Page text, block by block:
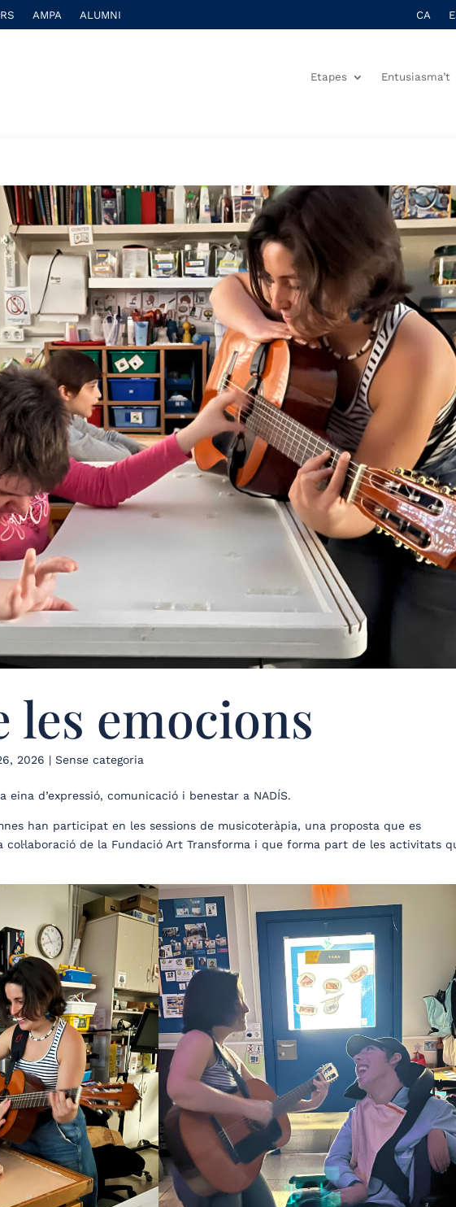
AMPA ALUMNI CA
Etapes Entusiasma’t
les emocions
2026 | Sense categoria
eina d’expressió, comunicació i benestar a NADÍS.
han participat en les sessions de musicoteràpia, una proposta que es
col·laboració de la Fundació Art Transforma i que forma part de les activitats